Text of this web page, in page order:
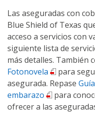
Las aseguradas con
Blue Shield of Texas
acceso a servicios con
siguiente lista de
más detalles. También
Fotonovela
para
asegurada. Repase
embarazo
para
ofrecer a las